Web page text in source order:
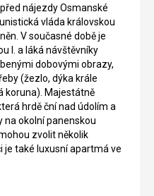
nájezdy Osmanské
vláda královskou
V současné době je
I. a láká návštěvníky
dobovými obrazy,
(žezlo, dýka krále
koruna). Majestátně
hrdě ční nad údolím a
na okolní panenskou
zvolit několik
je také luxusní apartmá ve